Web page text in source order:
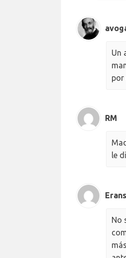
Un
por
RM
le
No